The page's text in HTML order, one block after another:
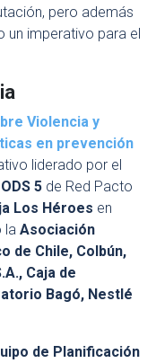
pero además
un imperativo para el
Violencia y
en prevención
liderado por el
5 de Red Pacto
Los Héroes en
la Asociación
de Chile, Colbún,
Caja de
Bagó, Nestlé
de Planificación